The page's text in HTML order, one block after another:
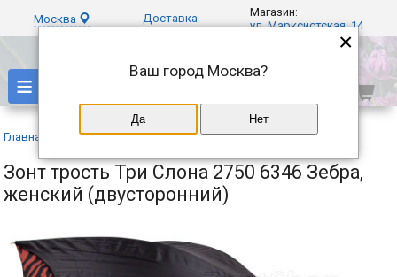
Москва Доставка
Магазин:
ул. Марксистская, 14
≡
Главная Каталог» Три слона»
Зонт трость Три Слона 2750 6346 Зебра,
женский (двусторонний)
×
Ваш город Москва?
Да Нет